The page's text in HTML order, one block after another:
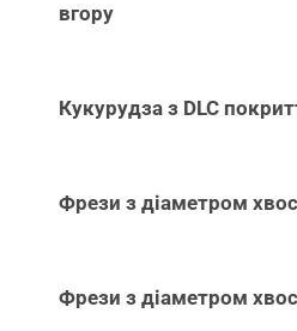
вгору
Кукурудза з DLC
Фрези з діаметром
Фрези з діаметром